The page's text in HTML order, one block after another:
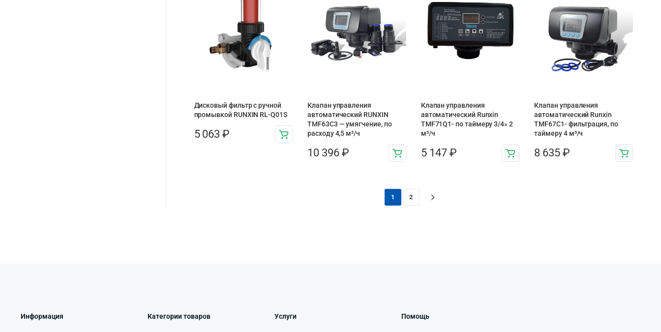
Дисковый фильтр с ручной
промывкой RUNXIN RL-Q01S
5 063₽
Клапан управления
автоматический RUNXIN
TMF63C3 — умягчение, по
расходу 4,5 м³/ч
10 396 ₽
Клапан управления
автоматический Runxin
TMF71Q1- по таймеру 3/4» 2
м³/ч
5 147 ₽
Клапан управления
автоматический Runxin
TMF67C1- фильтрация, по
таймеру 4 м³/ч
8 635₽
1 2
Информация Категории товаров Услуги Помощь